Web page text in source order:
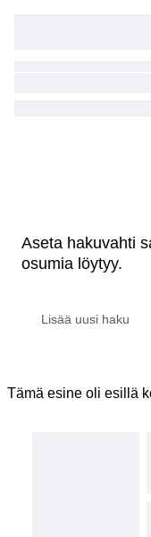
Aseta hakuvahti
osumia löytyy.
Tämä esine oli esillä